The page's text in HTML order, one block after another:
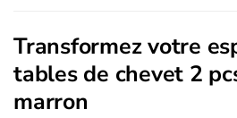
Transformez votre
tables de chevet 2
marron